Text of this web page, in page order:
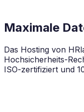
Maximale
Das Hosting von
Hochsicherheits-
ISO-zertifiziert und